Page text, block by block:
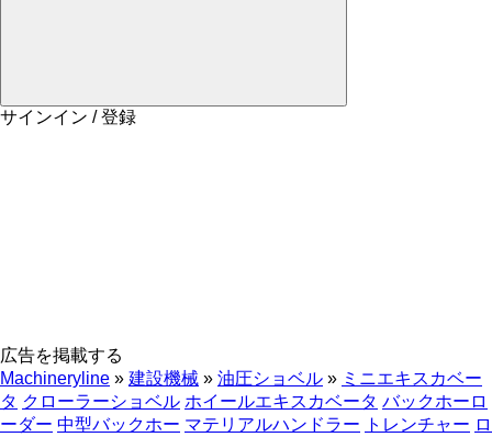
サインイン / 登録
広告を掲載する
Machineryline » 建設機械 » 油圧ショベル » ミニエキスカベー
タ クローラーショベル ホイールエキスカベータ バックホーロ
ーダー 中型バックホー マテリアルハンドラー トレンチャー ロ